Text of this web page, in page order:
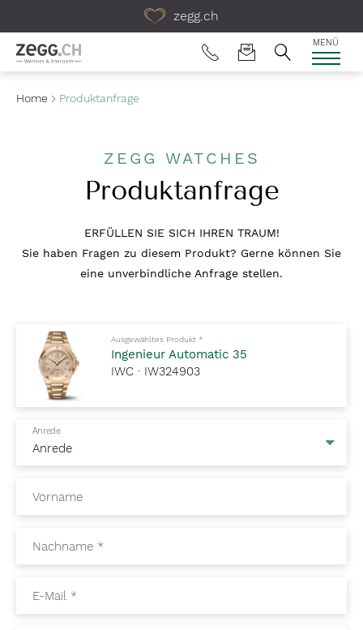
zegg.ch
MENÜ
Home Produktanfrage
ZEGG WATCHES
Produktanfrage
ERFÜLLEN SIE SICH IHREN TRAUM!
Sie haben Fragen zu diesem Produkt? Gerne können Sie
eine unverbindliche Anfrage stellen.
Pflichtfelder bitte ausfüllenAusgewähltes Produkt *
Ingenieur Automatic 35
IWC · IW324903
Anrede
Vorname
Nachname *
E-Mail *